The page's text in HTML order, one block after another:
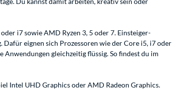
i7 sowie AMD Ryzen 3, 5 oder 7. Einsteiger-
eignen sich Prozessoren wie der Core i5, i7 oder
gleichzeitig flüssig. So findest du im
Intel UHD Graphics oder AMD Radeon Graphics.